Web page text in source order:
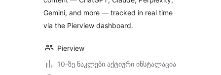
Gemini, and more — tracked in real time
via the Pierview dashboard.
Pierview
10-ზე ნაკლები აქტიური ინსტალაცია